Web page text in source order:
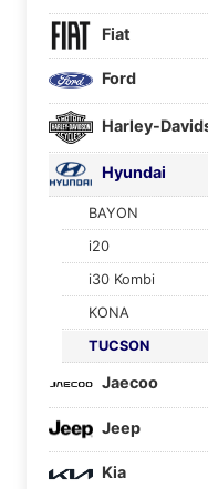
Fiat
Ford
Harley-
Hyundai
BAYON
i20
i30 Kombi
KONA
TUCSON
Jaecoo
Jeep
Kia